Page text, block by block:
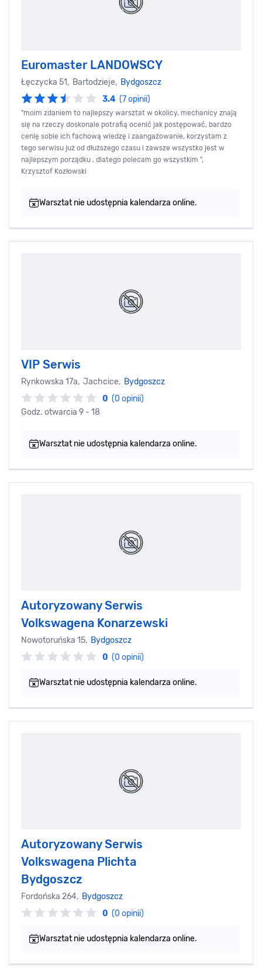
Euromaster LANDOWSCY
Łęczycka 51, Bartodzieje, Bydgoszcz
3.4 (7 opinii)
"moim zdaniem to najlepszy warsztat w okolicy, mechanicy znają
się na rzeczy doskonale potrafią ocenić jak postępować, bardzo
cenię sobie ich fachową wiedzę i zaangażowanie, korzystam z
tego serwisu już od dłuższego czasu i zawsze wszystko jest w
najlepszym porządku , dlatego polecam go wszystkim ",
Krzysztof Kozłowski
Warsztat nie udostępnia kalendarza online.
VIP Serwis
Rynkowska 17a, Jachcice, Bydgoszcz
0 (0 opinii)
Godz. otwarcia 9 - 18
Warsztat nie udostępnia kalendarza online.
Autoryzowany Serwis
Volkswagena Konarzewski
Nowotoruńska 15, Bydgoszcz
0 (0 opinii)
Warsztat nie udostępnia kalendarza online.
Autoryzowany Serwis
Volkswagena Plichta
Bydgoszcz
Fordońska 264, Bydgoszcz
0 (0 opinii)
Warsztat nie udostępnia kalendarza online.